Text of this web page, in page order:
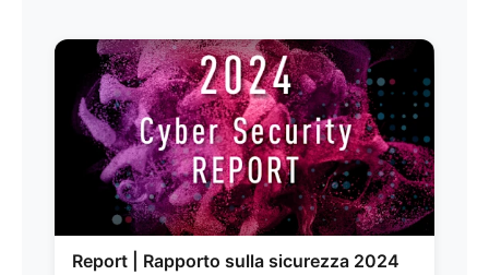
Report | Rapporto sulla sicurezza 2024